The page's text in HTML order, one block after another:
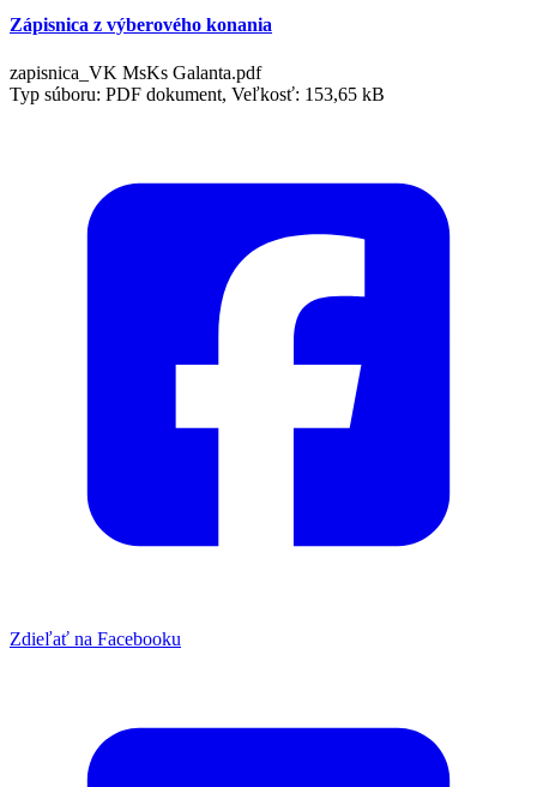
Zápisnica z výberového konania
zapisnica_VK MsKs Galanta.pdf
Typ súboru: PDF dokument, Veľkosť: 153,65 kB
Zdieľať na Facebooku